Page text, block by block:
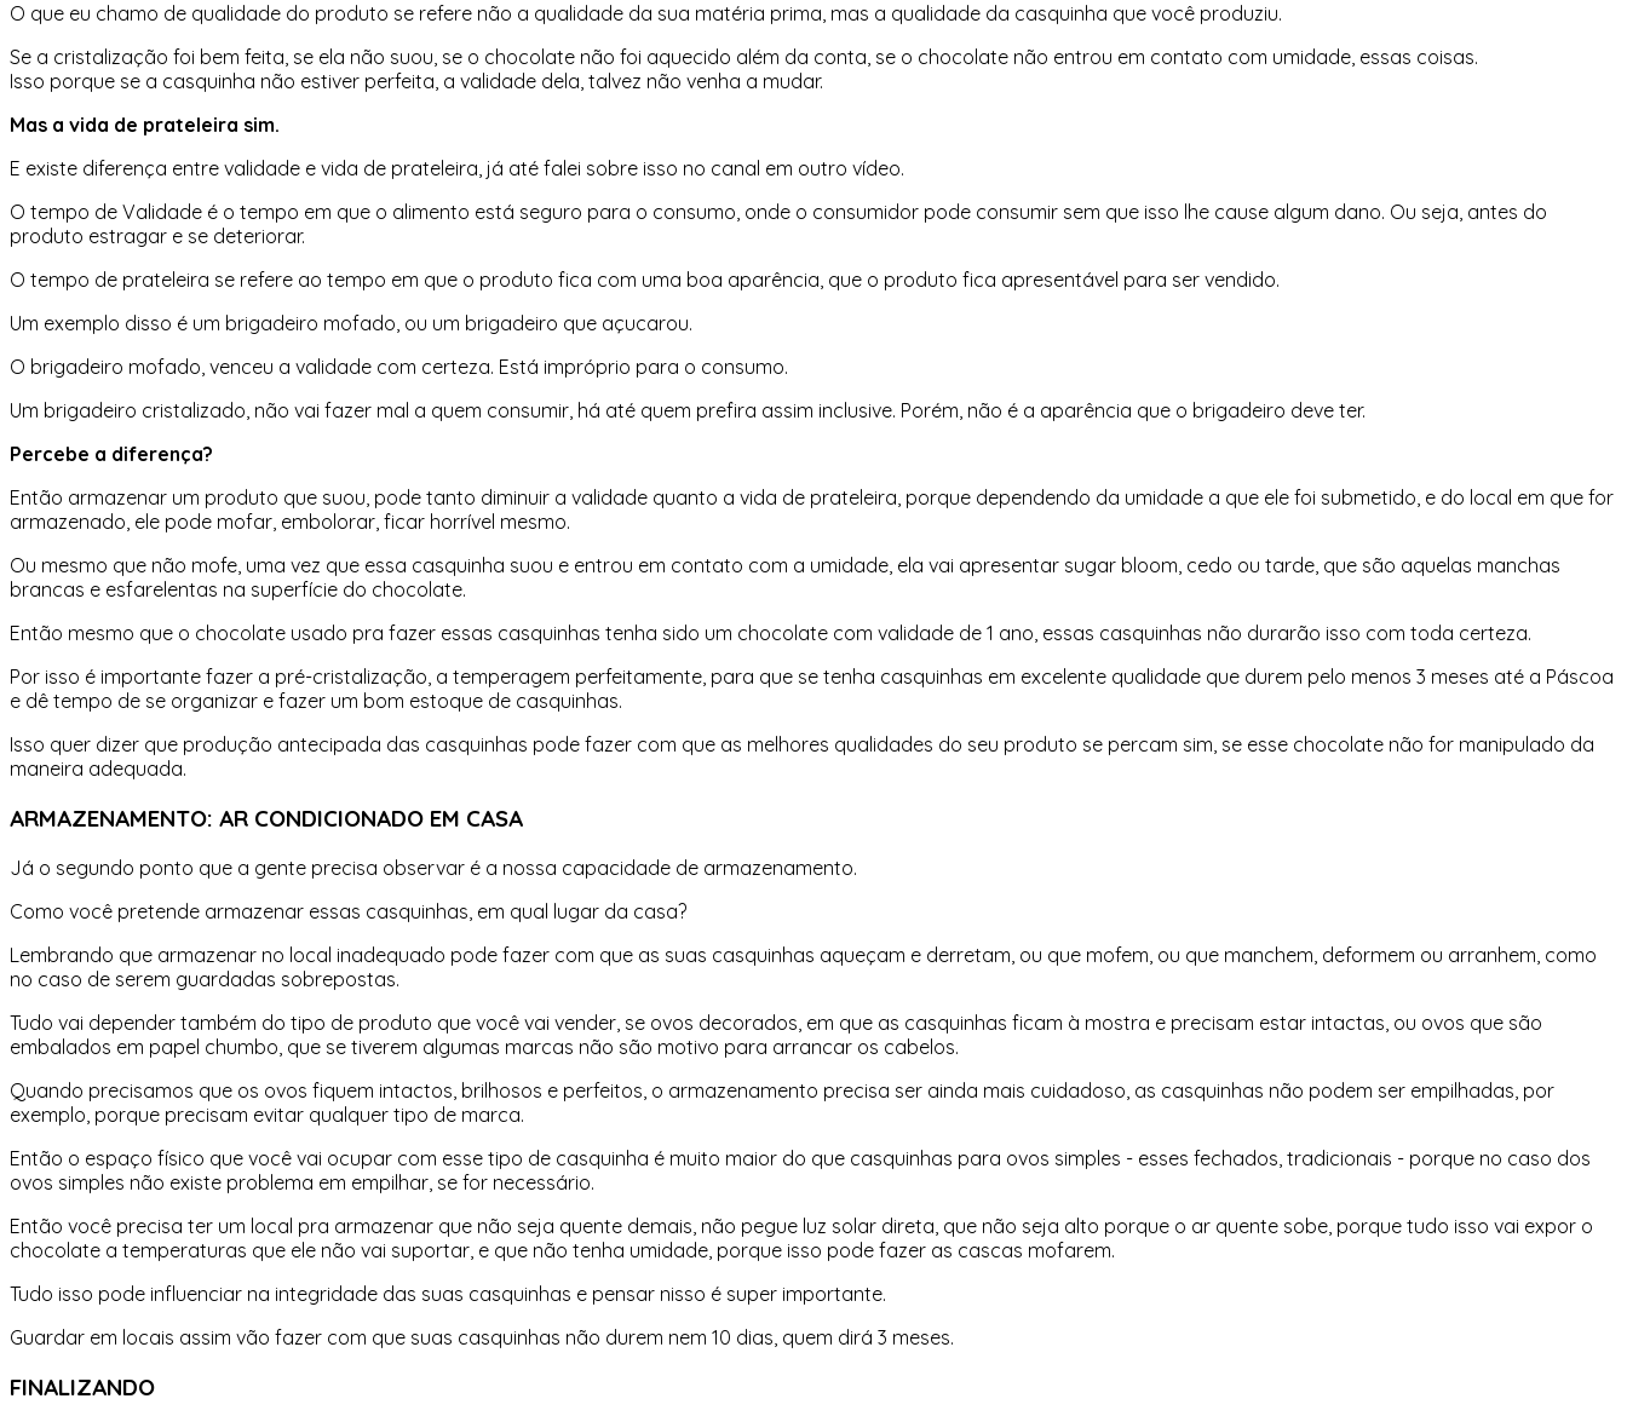
O que eu chamo de qualidade do produto se refere não a qualidade da sua matéria prima, mas a qualidade da casquinha que você produziu.
Se a cristalização foi bem feita, se ela não suou, se o chocolate não foi aquecido além da conta, se o chocolate não entrou em contato com umidade, essas coisas.
Isso porque se a casquinha não estiver perfeita, a validade dela, talvez não venha a mudar.
Mas a vida de prateleira sim.
E existe diferença entre validade e vida de prateleira, já até falei sobre isso no canal em outro vídeo.
O tempo de Validade é o tempo em que o alimento está seguro para o consumo, onde o consumidor pode consumir sem que isso lhe cause algum dano. Ou seja, antes do
produto estragar e se deteriorar.
O tempo de prateleira se refere ao tempo em que o produto fica com uma boa aparência, que o produto fica apresentável para ser vendido.
Um exemplo disso é um brigadeiro mofado, ou um brigadeiro que açucarou.
O brigadeiro mofado, venceu a validade com certeza. Está impróprio para o consumo.
Um brigadeiro cristalizado, não vai fazer mal a quem consumir, há até quem prefira assim inclusive. Porém, não é a aparência que o brigadeiro deve ter.
Percebe a diferença?
Então armazenar um produto que suou, pode tanto diminuir a validade quanto a vida de prateleira, porque dependendo da umidade a que ele foi submetido, e do local em que for
armazenado, ele pode mofar, embolorar, ficar horrível mesmo.
Ou mesmo que não mofe, uma vez que essa casquinha suou e entrou em contato com a umidade, ela vai apresentar sugar bloom, cedo ou tarde, que são aquelas manchas
brancas e esfarelentas na superfície do chocolate.
Então mesmo que o chocolate usado pra fazer essas casquinhas tenha sido um chocolate com validade de 1 ano, essas casquinhas não durarão isso com toda certeza.
Por isso é importante fazer a pré-cristalização, a temperagem perfeitamente, para que se tenha casquinhas em excelente qualidade que durem pelo menos 3 meses até a Páscoa
e dê tempo de se organizar e fazer um bom estoque de casquinhas.
Isso quer dizer que produção antecipada das casquinhas pode fazer com que as melhores qualidades do seu produto se percam sim, se esse chocolate não for manipulado da
maneira adequada.
ARMAZENAMENTO: AR CONDICIONADO EM CASA
Já o segundo ponto que a gente precisa observar é a nossa capacidade de armazenamento.
Como você pretende armazenar essas casquinhas, em qual lugar da casa?
Lembrando que armazenar no local inadequado pode fazer com que as suas casquinhas aqueçam e derretam, ou que mofem, ou que manchem, deformem ou arranhem, como
no caso de serem guardadas sobrepostas.
Tudo vai depender também do tipo de produto que você vai vender, se ovos decorados, em que as casquinhas ficam à mostra e precisam estar intactas, ou ovos que são
embalados em papel chumbo, que se tiverem algumas marcas não são motivo para arrancar os cabelos.
Quando precisamos que os ovos fiquem intactos, brilhosos e perfeitos, o armazenamento precisa ser ainda mais cuidadoso, as casquinhas não podem ser empilhadas, por
exemplo, porque precisam evitar qualquer tipo de marca.
Então o espaço físico que você vai ocupar com esse tipo de casquinha é muito maior do que casquinhas para ovos simples - esses fechados, tradicionais - porque no caso dos
ovos simples não existe problema em empilhar, se for necessário.
Então você precisa ter um local pra armazenar que não seja quente demais, não pegue luz solar direta, que não seja alto porque o ar quente sobe, porque tudo isso vai expor o
chocolate a temperaturas que ele não vai suportar, e que não tenha umidade, porque isso pode fazer as cascas mofarem.
Tudo isso pode influenciar na integridade das suas casquinhas e pensar nisso é super importante.
Guardar em locais assim vão fazer com que suas casquinhas não durem nem 10 dias, quem dirá 3 meses.
FINALIZANDO